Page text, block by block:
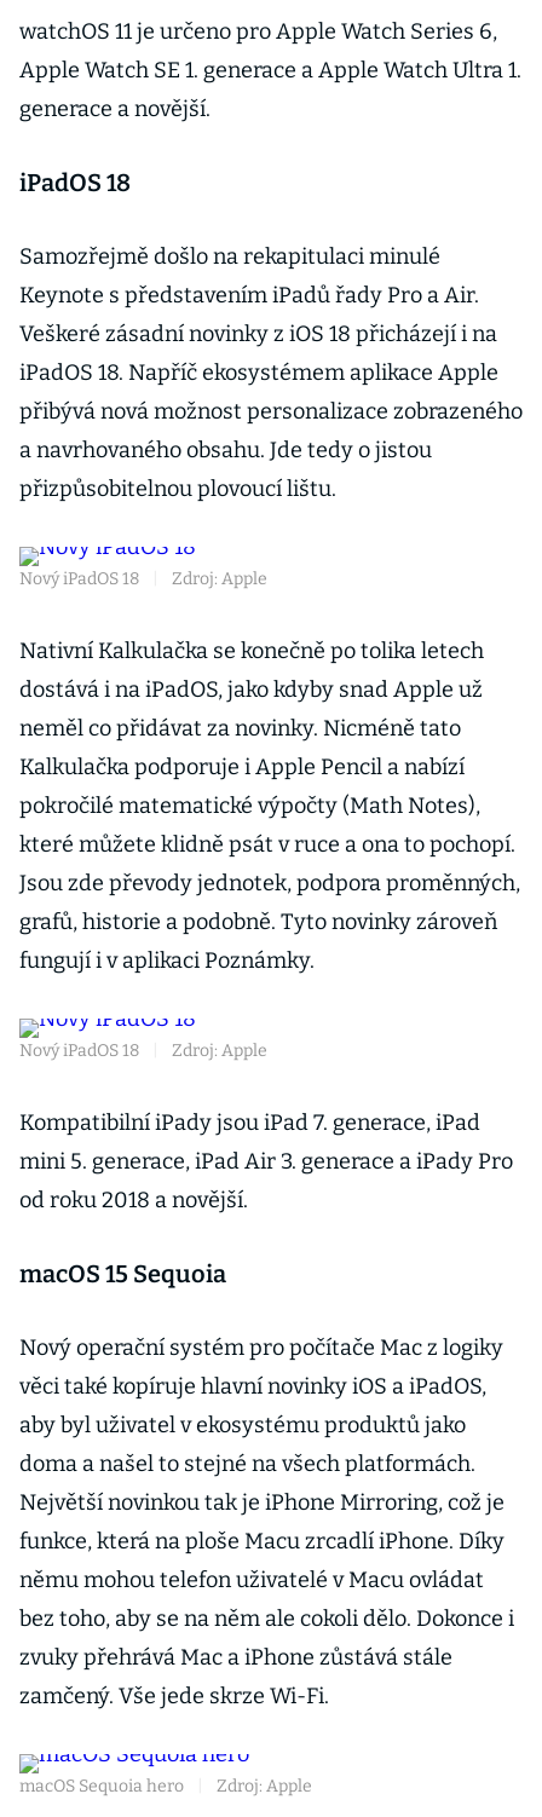
watchOS 11 je určeno pro Apple Watch Series 6,
Apple Watch SE 1. generace a Apple Watch Ultra 1.
generace a novější.
iPadOS 18
Samozřejmě došlo na rekapitulaci minulé
Keynote s představením iPadů řady Pro a Air.
Veškeré zásadní novinky z iOS 18 přicházejí i na
iPadOS 18. Napříč ekosystémem aplikace Apple
přibývá nová možnost personalizace zobrazeného
a navrhovaného obsahu. Jde tedy o jistou
přizpůsobitelnou plovoucí lištu.
Nový iPadOS 18 Zdroj: Apple
Nativní Kalkulačka se konečně po tolika letech
dostává i na iPadOS, jako kdyby snad Apple už
neměl co přidávat za novinky. Nicméně tato
Kalkulačka podporuje i Apple Pencil a nabízí
pokročilé matematické výpočty (Math Notes),
které můžete klidně psát v ruce a ona to pochopí.
Jsou zde převody jednotek, podpora proměnných,
grafů, historie a podobně. Tyto novinky zároveň
fungují i v aplikaci Poznámky.
Nový iPadOS 18 Zdroj: Apple
Kompatibilní iPady jsou iPad 7. generace, iPad
mini 5. generace, iPad Air 3. generace a iPady Pro
od roku 2018 a novější.
macOS 15 Sequoia
Nový operační systém pro počítače Mac z logiky
věci také kopíruje hlavní novinky iOS a iPadOS,
aby byl uživatel v ekosystému produktů jako
doma a našel to stejné na všech platformách.
Největší novinkou tak je iPhone Mirroring, což je
funkce, která na ploše Macu zrcadlí iPhone. Díky
němu mohou telefon uživatelé v Macu ovládat
bez toho, aby se na něm ale cokoli dělo. Dokonce i
zvuky přehrává Mac a iPhone zůstává stále
zamčený. Vše jede skrze Wi-Fi.
macOS Sequoia hero Zdroj: Apple